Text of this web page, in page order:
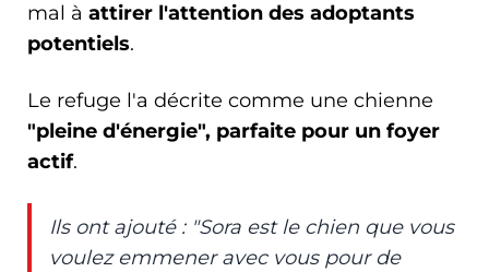
mal à attirer l'attention des adoptants
potentiels.
Le refuge l'a décrite comme une chienne
"pleine d'énergie", parfaite pour un foyer
actif.
Ils ont ajouté : "Sora est le chien que vous
voulez emmener avec vous pour de